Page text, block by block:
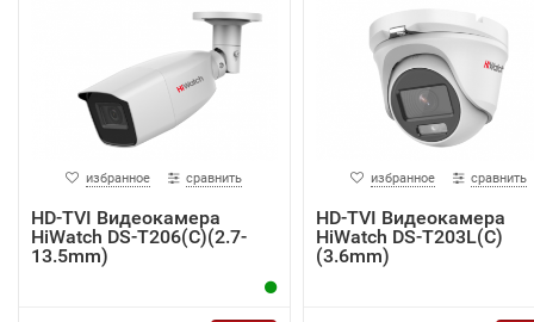
избранное сравнить
HD-TVI Видеокамера
HiWatch DS-T206(C)(2.7-
13.5mm)
избранное сравнить
HD-TVI Видеокамера
HiWatch DS-T203L(C)
(3.6mm)